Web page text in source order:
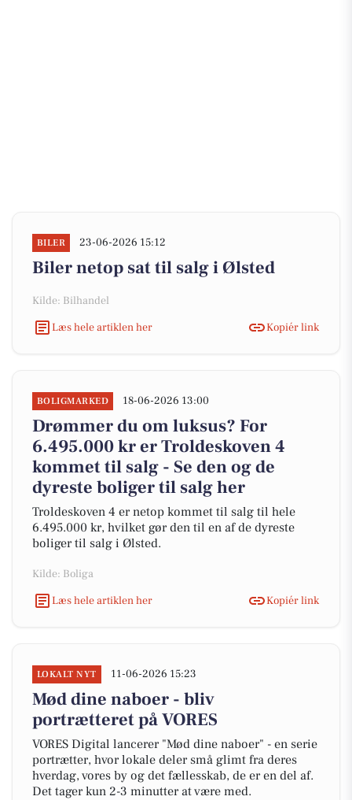
BILER 23-06-2026 15:12
Biler netop sat til salg i Ølsted
Kilde: Bilhandel
Læs hele artiklen her
Kopiér link
BOLIGMARKED 18-06-2026 13:00
Drømmer du om luksus? For
6.495.000 kr er Troldeskoven 4
kommet til salg - Se den og de
dyreste boliger til salg her
Troldeskoven 4 er netop kommet til salg til hele
6.495.000 kr, hvilket gør den til en af de dyreste
boliger til salg i Ølsted.
Kilde: Boliga
Læs hele artiklen her
Kopiér link
LOKALT NYT 11-06-2026 15:23
Mød dine naboer - bliv
portrætteret på VORES
VORES Digital lancerer "Mød dine naboer" - en serie
portrætter, hvor lokale deler små glimt fra deres
hverdag, vores by og det fællesskab, de er en del af.
Det tager kun 2-3 minutter at være med.